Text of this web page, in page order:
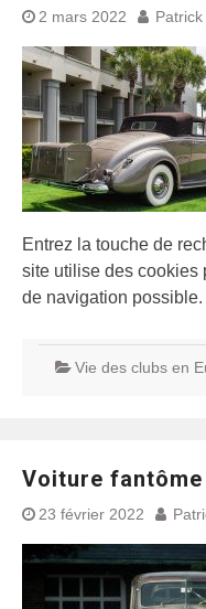
2 mars 2022
Entrez la touche de
site utilise des cookies
de navigation possible.
Vie des clubs en
Voiture
23 février 2022